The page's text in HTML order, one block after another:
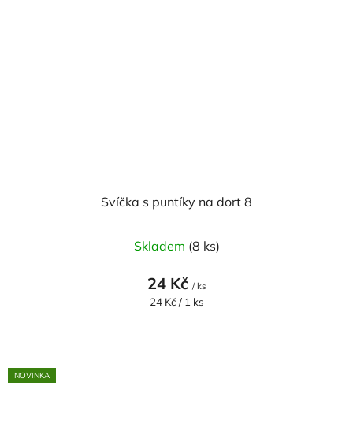
Svíčka s puntíky na dort 8
Skladem (8 ks)
24 Kč / ks
Měrná
24 Kč / 1 ks
NOVINKA